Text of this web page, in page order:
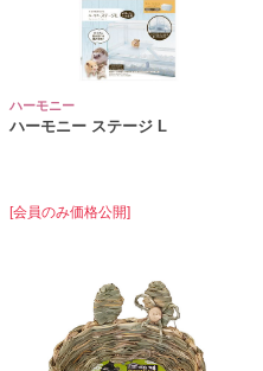
ハーモニー
ハーモニー ステージ L
[会員のみ価格公開]